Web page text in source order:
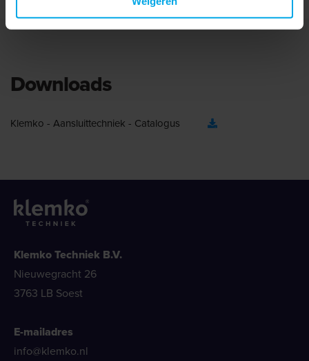
Downloads
Klemko - Aansluittechniek - Catalogus
Klemko Techniek B.V.
Nieuwegracht 26
3763 LB Soest
E-mailadres
info@klemko.nl